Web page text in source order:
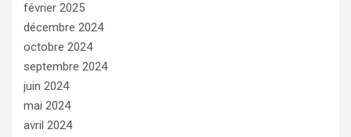
février 2025
décembre 2024
octobre 2024
septembre 2024
juin 2024
mai 2024
avril 2024